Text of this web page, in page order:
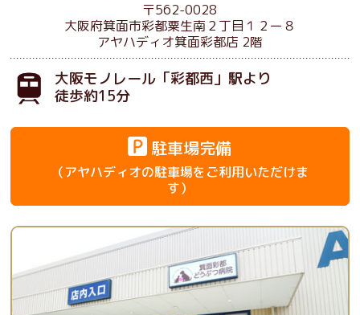
〒562-0028
大阪府箕面市彩都粟生南２丁目１２ー８
アヤハディオ箕面彩都店 2階
大阪モノレール 「彩都西」駅より
徒歩約15分
駐車場完備
（アヤハディオの駐車場をご利用いただけま
す）